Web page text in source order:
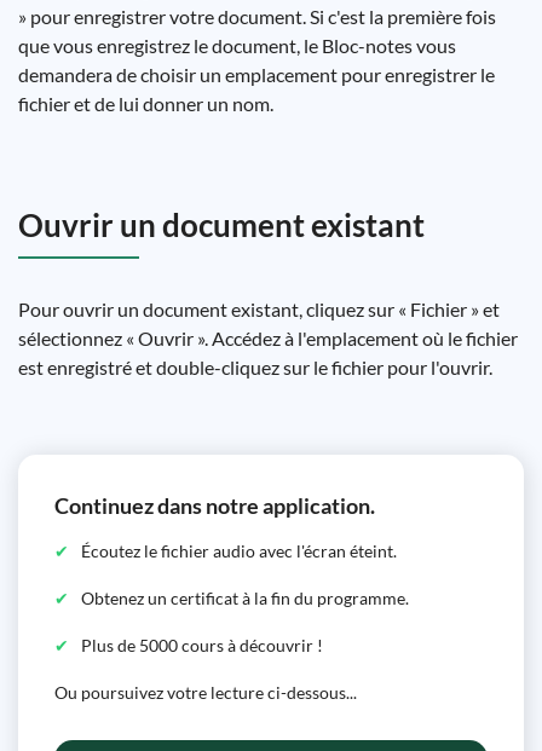
» pour enregistrer votre document. Si c'est la première fois
que vous enregistrez le document, le Bloc-notes vous
demandera de choisir un emplacement pour enregistrer le
fichier et de lui donner un nom.
Ouvrir un document existant
Pour ouvrir un document existant, cliquez sur « Fichier » et
sélectionnez « Ouvrir ». Accédez à l'emplacement où le fichier
est enregistré et double-cliquez sur le fichier pour l'ouvrir.
Continuez dans notre application.
Écoutez le fichier audio avec l'écran éteint.
Obtenez un certificat à la fin du programme.
Plus de 5000 cours à découvrir !
Ou poursuivez votre lecture ci-dessous...